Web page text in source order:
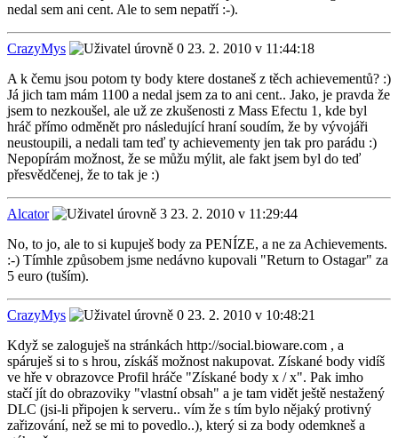
nedal sem ani cent. Ale to sem nepatří :-).
CrazyMys
23. 2. 2010 v 11:44:18
A k čemu jsou potom ty body ktere dostaneš z těch achievementů? :)
Já jich tam mám 1100 a nedal jsem za to ani cent.. Jako, je pravda že
jsem to nezkoušel, ale už ze zkušenosti z Mass Efectu 1, kde byl
hráč přímo odměnět pro následující hraní soudím, že by vývojáři
neustoupili, a nedali tam teď ty achievementy jen tak pro parádu :)
Nepopírám možnost, že se můžu mýlit, ale fakt jsem byl do teď
přesvědčenej, že to tak je :)
Alcator
23. 2. 2010 v 11:29:44
No, to jo, ale to si kupuješ body za PENÍZE, a ne za Achievements.
:-) Tímhle způsobem jsme nedávno kupovali "Return to Ostagar" za
5 euro (tuším).
CrazyMys
23. 2. 2010 v 10:48:21
Když se zaloguješ na stránkách http://social.bioware.com , a
spáruješ si to s hrou, získáš možnost nakupovat. Získané body vidíš
ve hře v obrazovce Profil hráče "Získané body x / x". Pak imho
stačí jít do obrazoviky "vlastní obsah" a je tam vidět ještě nestažený
DLC (jsi-li připojen k serveru.. vím že s tím bylo nějaký protivný
zařizování, než se mi to povedlo..), který si za body odemkneš a